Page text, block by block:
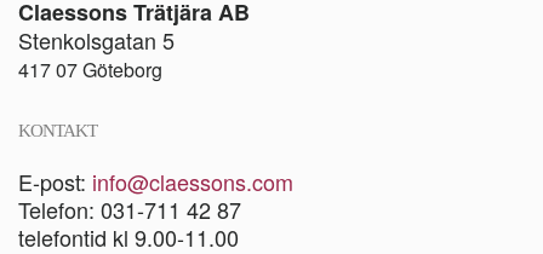
Claessons Trätjära AB
Stenkolsgatan 5
417 07 Göteborg
KONTAKT
E-post: info@claessons.com
Telefon: 031-711 42 87
telefontid kl 9.00-11.00